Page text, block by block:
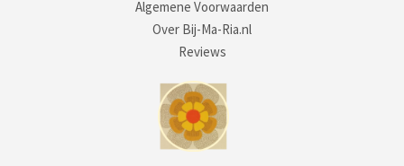
Algemene Voorwaarden
Over Bij-Ma-Ria.nl
Reviews